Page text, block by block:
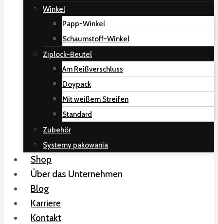
Winkel
Papp-Winkel
Schaumstoff-Winkel
Ziplock-Beutel
Am Reißverschluss
Doypack
Mit weißem Streifen
Standard
Zubehör
Systemy pakowania
Shop
Über das Unternehmen
Blog
Karriere
Kontakt